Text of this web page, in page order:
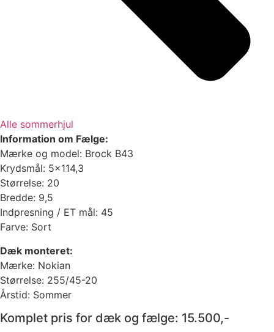
Alle sommerhjul
Information om Fælge:
Mærke og model: Brock B43
Krydsmål: 5×114,3
Størrelse: 20
Bredde: 9,5
Indpresning / ET mål: 45
Farve: Sort
Dæk monteret:
Mærke: Nokian
Størrelse: 255/45-20
Årstid: Sommer
Komplet pris for dæk og fælge: 15.500,-